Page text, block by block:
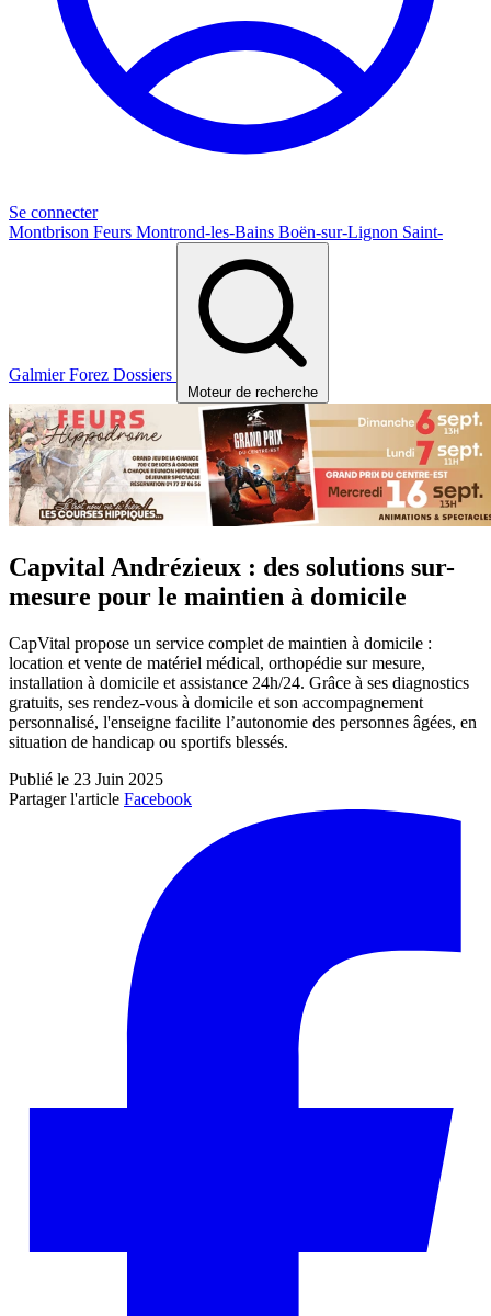
Se connecter
Montbrison Feurs Montrond-les-Bains Boën-sur-Lignon Saint-
GalmierForez Dossiers
Moteur de recherche
Capvital Andrézieux : des solutions sur-
mesure pour le maintien à domicile
CapVital propose un service complet de maintien à domicile :
location et vente de matériel médical, orthopédie sur mesure,
installation à domicile et assistance 24h/24. Grâce à ses diagnostics
gratuits, ses rendez-vous à domicile et son accompagnement
personnalisé, l'enseigne facilite l’autonomie des personnes âgées, en
situation de handicap ou sportifs blessés.
Publié le 23 Juin 2025
Partager l'article Facebook